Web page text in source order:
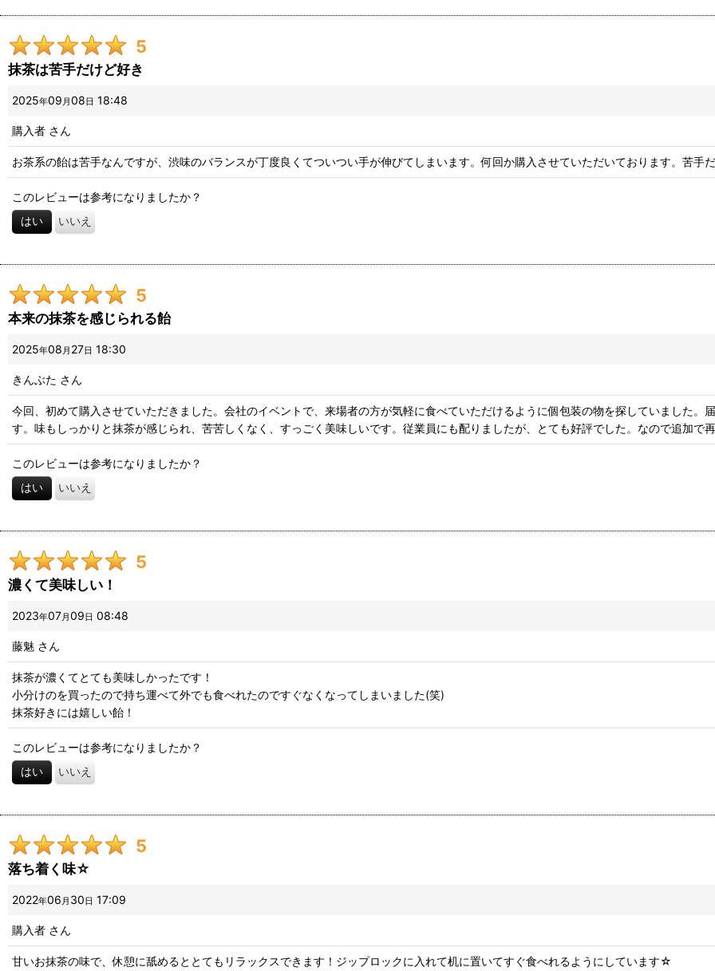
5
抹茶は苦手だけど好き
2025年09 月08日 18:48
購入者 さん
お茶系の飴は苦手なんですが、渋味のバランスが丁度良くてついつい手が伸びてしまいます。何回か購入させていただいております。苦手
このレビューは参考になりましたか？
はい いいえ
5
本来の抹茶を感じられる飴
2025年08 月 27日 18:30
きんぶた さん
今回、初めて購入させていただきました。会社のイベントで、来場者の方が気軽に食べていただけるように個包装の物を探していました。
す。味もしっかりと抹茶が感じられ、苦苦しくなく、すっごく美味しいです。従業員にも配りましたが、とても好評でした。なので追加で
このレビューは参考になりましたか？
はい いいえ
5
濃くて美味しい！
2023年07月09日 08:48
藤魅 さん
抹茶が濃くてとても美味しかったです！
小分けのを買ったので持ち運べて外でも食べれたのですぐなくなってしまいました(笑)
抹茶好きには嬉しい飴！
このレビューは参考になりましたか？
はい いいえ
5
落ち着く味☆
2022年06 月 30日 17:09
購入者 さん
甘いお抹茶の味で、休憩に舐めるととてもリラックスできます！ジップロックに入れて机に置いてすぐ食べれるようにしています☆